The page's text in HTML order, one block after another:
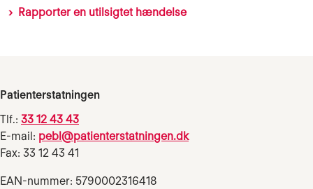
Rapporter en utilsigtet hændelse
Patienterstatningen
Tlf.: 33 12 43 43
E-mail: pebl@patienterstatningen.dk
Fax: 33 12 43 41
EAN-nummer: 5790002316418